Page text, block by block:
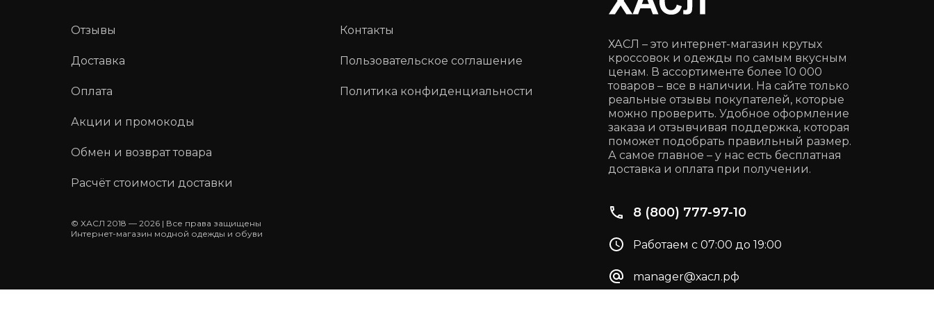
Отзывы
Доставка
Оплата
Акции и промокоды
Обмен и возврат товара
Расчёт стоимости доставки
© ХАСЛ 2018 — 2026 | Все права защищены
Интернет-магазин модной одежды и обуви
Контакты
Пользовательское соглашение
Политика конфиденциальности
ХАСЛ – это интернет-магазин крутых
кроссовок и одежды по самым вкусным
ценам. В ассортименте более 10 000
товаров – все в наличии. На сайте только
реальные отзывы покупателей, которые
можно проверить. Удобное оформление
заказа и отзывчивая поддержка, которая
поможет подобрать правильный размер.
А самое главное – у нас есть бесплатная
доставка и оплата при получении.
8 (800) 777-97-10
Работаем с 07:00 до 19:00
manager@хасл.рф